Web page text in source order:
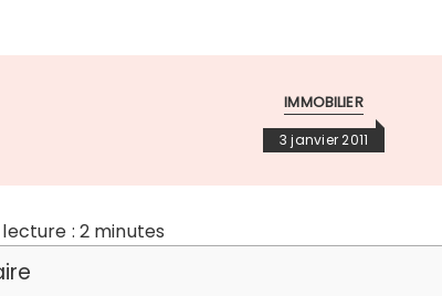
IMMOBILIER
3 janvier 2011
: 2 minutes